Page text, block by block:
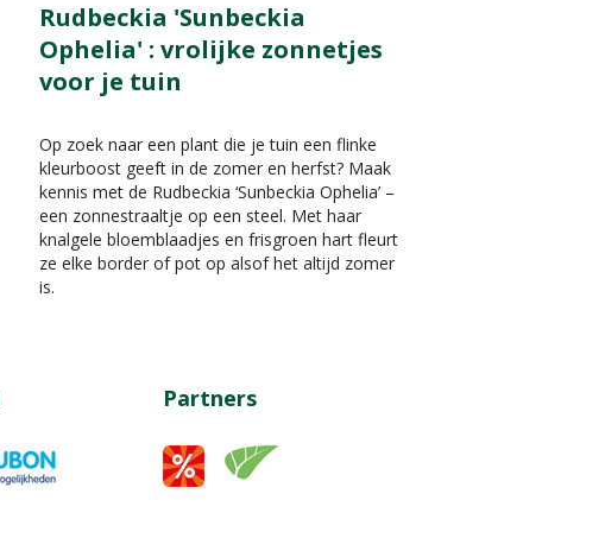
Rudbeckia 'Sunbeckia
Ophelia' : vrolijke zonnetjes
voor je tuin
Op zoek naar een plant die je tuin een flinke
kleurboost geeft in de zomer en herfst? Maak
kennis met de Rudbeckia ‘Sunbeckia Ophelia’ –
een zonnestraaltje op een steel. Met haar
knalgele bloemblaadjes en frisgroen hart fleurt
ze elke border of pot op alsof het altijd zomer
is.
Partners